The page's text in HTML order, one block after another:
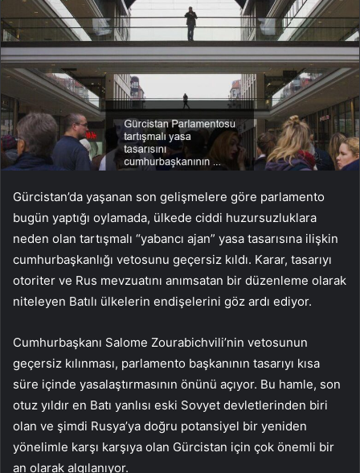
Gürcistan’da yaşanan son gelişmelere göre parlamento
bugün yaptığı oylamada, ülkede ciddi huzursuzluklara
neden olan tartışmalı “yabancı ajan” yasa tasarısına ilişkin
cumhurbaşkanlığı vetosunu geçersiz kıldı. Karar, tasarıyı
otoriter ve Rus mevzuatını anımsatan bir düzenleme olarak
niteleyen Batılı ülkelerin endişelerini göz ardı ediyor.
Cumhurbaşkanı Salome Zourabichvili’nin vetosunun
geçersiz kılınması, parlamento başkanının tasarıyı kısa
süre içinde yasalaştırmasının önünü açıyor. Bu hamle, son
otuz yıldır en Batı yanlısı eski Sovyet devletlerinden biri
olan ve şimdi Rusya’ya doğru potansiyel bir yeniden
yönelimle karşı karşıya olan Gürcistan için çok önemli bir
an olarak algılanıyor.